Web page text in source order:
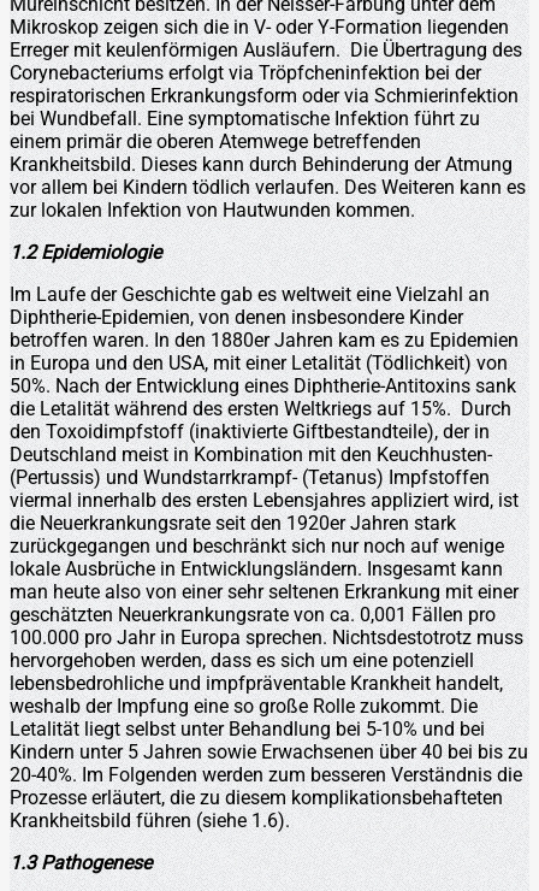
Mikroskop zeigen sich die in V- oder Y-Formation liegenden
Erreger mit keulenförmigen Ausläufern. Die Übertragung des
Corynebacteriums erfolgt via Tröpfcheninfektion bei der
respiratorischen Erkrankungsform oder via Schmierinfektion
bei Wundbefall. Eine symptomatische Infektion führt zu
einem primär die oberen Atemwege betreffenden
Krankheitsbild. Dieses kann durch Behinderung der Atmung
vor allem bei Kindern tödlich verlaufen. Des Weiteren kann es
zur lokalen Infektion von Hautwunden kommen.
1.2 Epidemiologie
Im Laufe der Geschichte gab es weltweit eine Vielzahl an
Diphtherie-Epidemien, von denen insbesondere Kinder
betroffen waren. In den 1880er Jahren kam es zu Epidemien
in Europa und den USA, mit einer Letalität (Tödlichkeit) von
50%. Nach der Entwicklung eines Diphtherie-Antitoxins sank
die Letalität während des ersten Weltkriegs auf 15%. Durch
den Toxoidimpfstoff (inaktivierte Giftbestandteile), der in
Deutschland meist in Kombination mit den Keuchhusten-
(Pertussis) und Wundstarrkrampf- (Tetanus) Impfstoffen
viermal innerhalb des ersten Lebensjahres appliziert wird, ist
die Neuerkrankungsrate seit den 1920er Jahren stark
zurückgegangen und beschränkt sich nur noch auf wenige
lokale Ausbrüche in Entwicklungsländern. Insgesamt kann
man heute also von einer sehr seltenen Erkrankung mit einer
geschätzten Neuerkrankungsrate von ca. 0,001 Fällen pro
100.000 pro Jahr in Europa sprechen. Nichtsdestotrotz muss
hervorgehoben werden, dass es sich um eine potenziell
lebensbedrohliche und impfpräventable Krankheit handelt,
weshalb der Impfung eine so große Rolle zukommt. Die
Letalität liegt selbst unter Behandlung bei 5-10% und bei
Kindern unter 5 Jahren sowie Erwachsenen über 40 bei bis zu
20-40%. Im Folgenden werden zum besseren Verständnis die
Prozesse erläutert, die zu diesem komplikationsbehafteten
Krankheitsbild führen (siehe 1.6).
1.3 Pathogenese